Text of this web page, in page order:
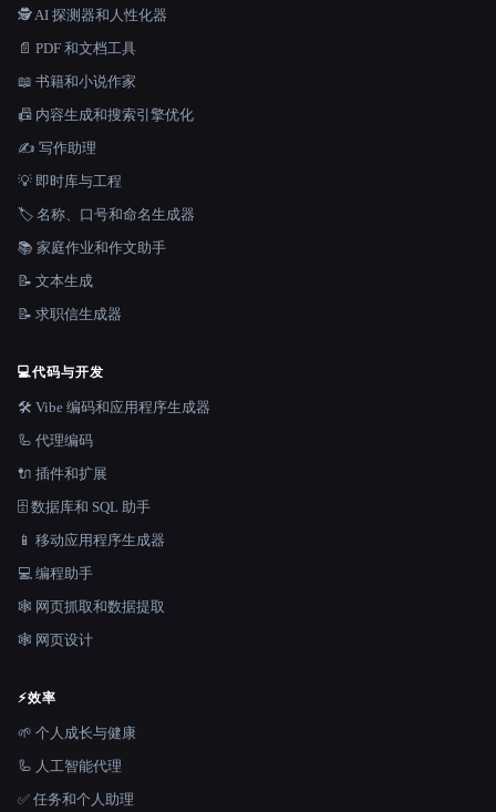
🕵️ AI 探测器和人性化器
📄 PDF 和文档工具
📖 书籍和小说作家
📠 内容生成和搜索引擎优化
✍️ 写作助理
💡 即时库与工程
🏷️ 名称、口号和命名生成器
📚 家庭作业和作文助手
📝 文本生成
📝 求职信生成器
💻代码与开发
🛠️ Vibe 编码和应用程序生成器
🦾 代理编码
🔌 插件和扩展
🗄️ 数据库和 SQL 助手
📱 移动应用程序生成器
💻 编程助手
🕸️ 网页抓取和数据提取
🕸 网页设计
⚡效率
🌱 个人成长与健康
🦾 人工智能代理
✅ 任务和个人助理